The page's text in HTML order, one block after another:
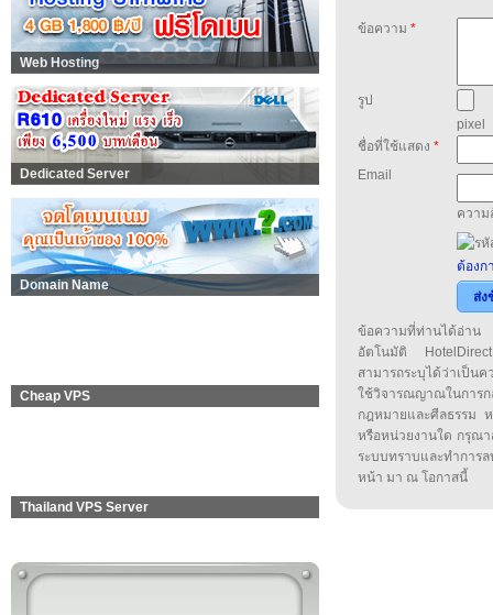
Web Hosting
Dedicated Server
Domain Name
Cheap VPS
Thailand VPS Server
ข้อความ *
รูป
pixel
ชื่อที่ใช้แสดง *
Email
ความ
ต้องก
ส่ง
ข้อความที่ท่านได้อ่าน
อัตโนมัติ
สามารถระบุได้ว่าเป็น
ใช้วิจารณญาณในกา
กฎหมายและศีลธรรม
หรือหน่วยงานใด กรุณา
ระบบทราบและทำกา
หน้า มา ณ โอกาสนี้